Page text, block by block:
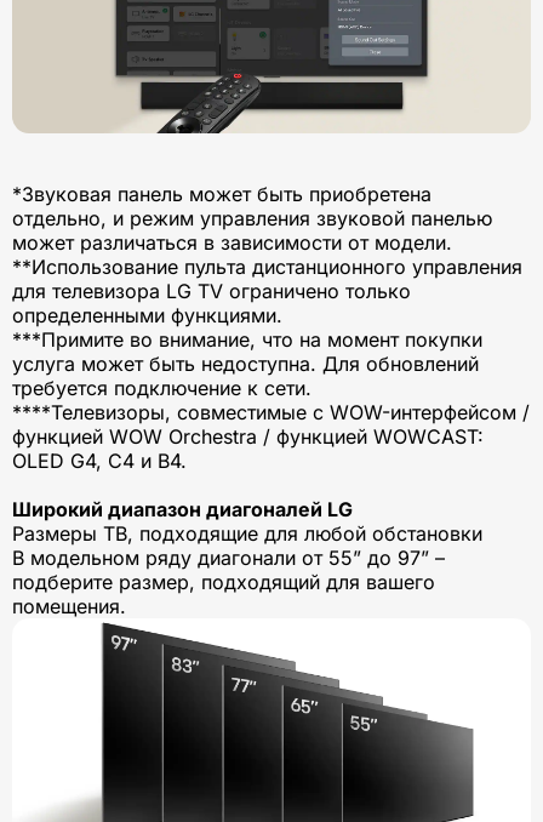
*Звуковая панель может быть приобретена
отдельно, и режим управления звуковой панелью
может различаться в зависимости от модели.
**Использование пульта дистанционного управления
для телевизора LG TV ограничено только
определенными функциями.
***Примите во внимание, что на момент покупки
услуга может быть недоступна. Для обновлений
требуется подключение к сети.
****Телевизоры, совместимые с WOW-интерфейсом /
функцией WOW Orchestra / функцией WOWCAST:
OLED G4, C4 и B4.
Широкий диапазон диагоналей LG
Размеры ТВ, подходящие для любой обстановки
В модельном ряду диагонали от 55” до 97” –
подберите размер, подходящий для вашего
помещения.